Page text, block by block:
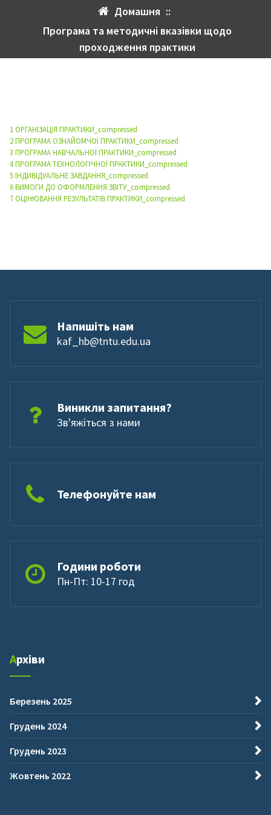
Домашня ::
Програма та методичні вказівки щодо
проходження практики
1 ОРГАНІЗАЦІЯ ПРАКТИКИ_compressed
2 ПРОГРАМА ОЗНАЙОМЧОЇ ПРАКТИКИ_compressed
3 ПРОГРАМА НАВЧАЛЬНОЇ ПРАКТИКИ_compressed
4 ПРОГРАМА ТЕХНОЛОГІЧНОЇ ПРАКТИКИ_compressed
5 ІНДИВІДУАЛЬНЕ ЗАВДАННЯ_compressed
6 ВИМОГИ ДО ОФОРМЛЕННЯ ЗВІТУ_compressed
7 ОЦІНЮВАННЯ РЕЗУЛЬТАТІВ ПРАКТИКИ_compressed
Напишіть нам
kaf_hb@tntu.edu.ua
Виникли запитання?
Зв'яжіться з нами
Телефонуйте нам
Години роботи
Пн-Пт: 10-17 год
Архіви
Березень 2025
Грудень 2024
Грудень 2023
Жовтень 2022